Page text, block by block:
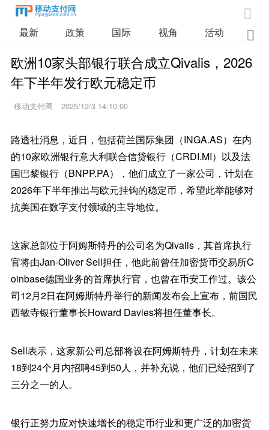

最新 政策 国际 视角 活动 业

欧洲10家头部银行联合成立Qivalis，2026
年下半年发行欧元稳定币
移动支付网 2025/12/3 14:10:00
路透社消息，近日，包括荷兰国际集团（INGA.AS）在内
的10家欧洲银行意大利联合信贷银行（CRDI.MI）以及法
国巴黎银行（BNPP.PA），他们成立了一家公司，计划在
2026年下半年推出与欧元挂钩的稳定币，希望此举能够对
抗美国在数字支付领域的主导地位。
这家总部位于阿姆斯特丹的公司名为Qivalis，其首席执行
官将由Jan-Oliver Sell担任，他此前曾任加密货币交易所C
oinbase德国业务的首席执行官，也曾在币安工作过。该公
司12月2日在阿姆斯特丹举行的新闻发布会上宣布，前国民
西敏寺银行董事长Howard Davies将担任董事长。
Sell表示，这家新公司总部将设在阿姆斯特丹，计划在未来
18到24个月内招聘45到50人，并补充说，他们已经招到了
三分之一的人。
银行正努力应对快速增长的稳定币行业和更广泛的加密货